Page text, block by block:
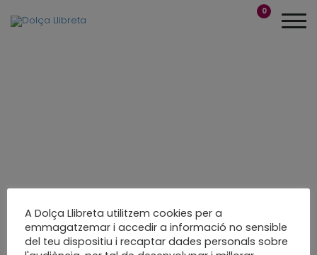
0
A Dolça Llibreta utilitzem cookies per a
emmagatzemar i accedir a informació no sensible
del teu dispositiu i recaptar dades personals sobre